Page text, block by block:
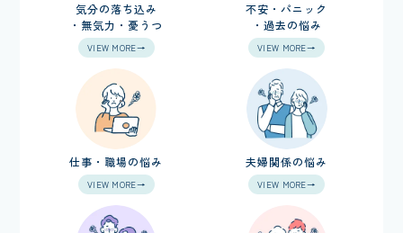
気分の落ち込み
・無気力・憂うつ
VIEW MORE→
不安・パニック
・過去の悩み
VIEW MORE→
仕事・職場の悩み
VIEW MORE→
夫婦関係の悩み
VIEW MORE→